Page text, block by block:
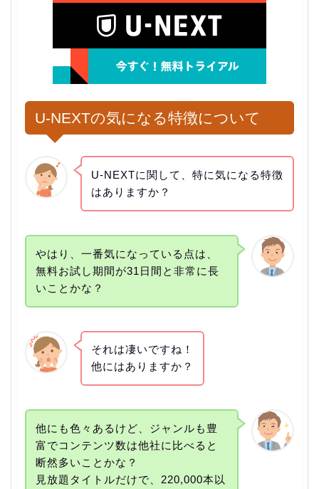
U-NEXTの気になる特徴について
U-NEXTに関して、特に気になる特徴
はありますか？
やはり、一番気になっている点は、
無料お試し期間が31日間と非常に長
いことかな？
それは凄いですね！
他にはありますか？
他にも色々あるけど、ジャンルも豊
富でコンテンツ数は他社に比べると
断然多いことかな？
見放題タイトルだけで、220,000本以